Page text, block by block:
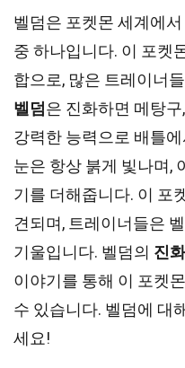
벨덤은 포켓몬 세계에
중 하나입니다. 이 포켓
합으로, 많은 트레이너
벨덤은 진화하면 메탕
강력한 능력으로 배틀
눈은 항상 붉게 빛나며,
기를 더해줍니다. 이 포
견되며, 트레이너들은
기울입니다. 벨덤의 진화
이야기를 통해 이 포켓
수 있습니다. 벨덤에 대
세요!